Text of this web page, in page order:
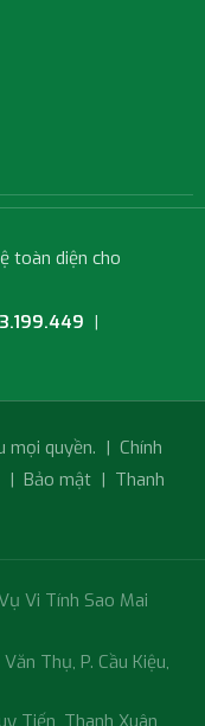
toàn diện cho
|
mọi quyền. | Chính
| Bảo mật | Thanh
Vi Tính Sao Mai
Thụ, P. Cầu Kiệu,
Tiến, Thanh Xuân,